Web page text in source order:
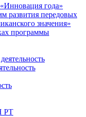
года»
развития передовых
значения»
программы
РТ